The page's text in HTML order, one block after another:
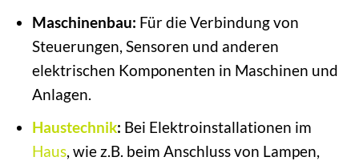
Maschinenbau: Für die Verbindung von
Steuerungen, Sensoren und anderen
elektrischen Komponenten in Maschinen und
Anlagen.
Haustechnik: Bei Elektroinstallationen im
Haus, wie z.B. beim Anschluss von Lampen,